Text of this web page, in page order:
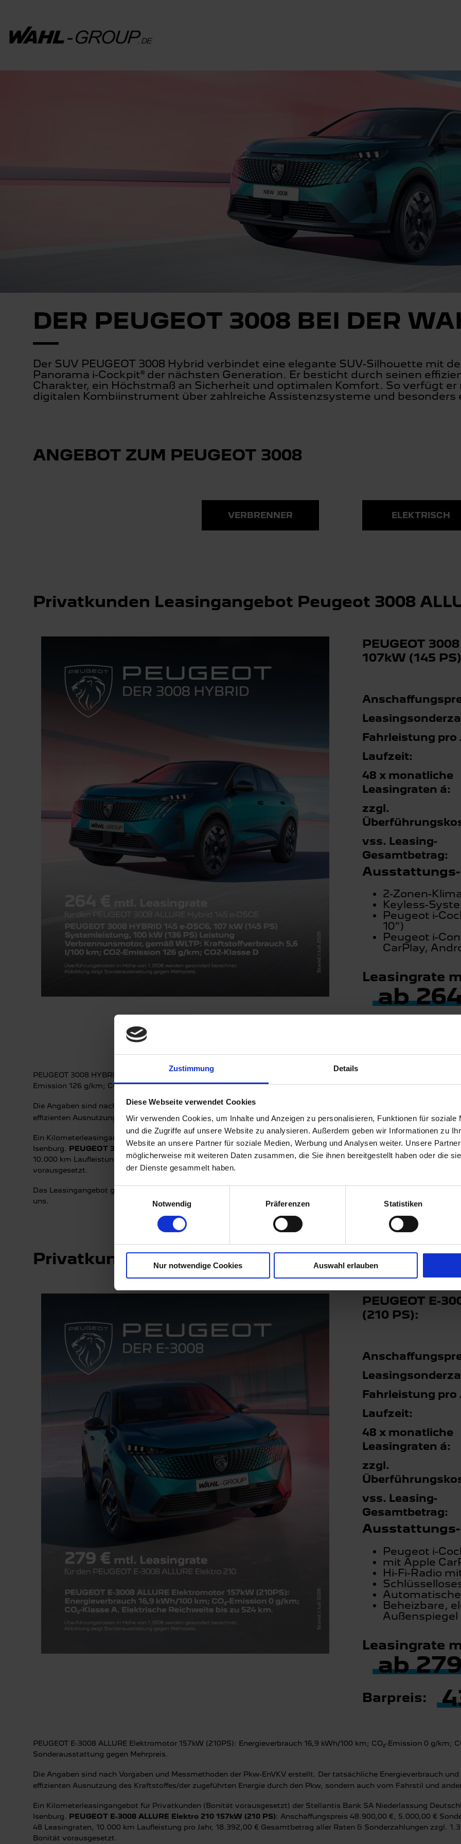
Zustimmung Details
Diese Webseite verwendet Cookies
Wir verwenden Cookies, um Inhalte und Anzeigen zu personalisieren, Funktionen für soziale
und die Zugriffe auf unsere Website zu analysieren. Außerdem geben wir Informationen zu
Website an unsere Partner für soziale Medien, Werbung und Analysen weiter. Unsere
möglicherweise mit weiteren Daten zusammen, die Sie ihnen bereitgestellt haben oder die
der Dienste gesammelt haben.
Einwilligungsauswahl
Notwendig
Präferenzen Statistiken
Nur notwendige Cookies Auswahl erlauben
DER PEUGEOT 3008 BEI DER
Der SUV PEUGEOT 3008 Hybrid verbindet eine elegante SUV-Silhouette mit
Panorama i-Cockpit® der nächsten Generation. Er besticht durch seinen
Charakter, ein Höchstmaß an Sicherheit und optimalen Komfort. So verfügt
digitalen Kombiinstrument über zahlreiche Assistenzsysteme und besonders
ANGEBOT ZUM PEUGEOT 3008
VERBRENNER ELEKTRISCH
Privatkunden Leasingangebot Peugeot 3008
PEUGEOT
107kW (145
Fahrleistung pro
Laufzeit:
48 x monatliche
Leasingraten á:
zzgl.
vss. Leasing-
Gesamtbetrag:
2-Zonen-
Keyless-
Peugeot i-
10")
Peugeot i-
CarPlay,
Leasingrate
ab
PEUGEOT 3008 HYBRID 145 e-DSC6, 107 kW (145 PS) Systemleistung, 100 kW (136 PS) Leistung
Emission 126 g/km; CO2-Klasse D, Reichweite 81-80 km| Abbildung zeigt Sonderausstattung gegen Mehrpreis.
Die Angaben sind nach Vorgaben und Messmethoden der Pkw-EnVKV erstellt. Der tatsächliche Energieverbrauch und
effizienten Ausnutzung des Kraftstoffes/der zugeführten Energie durch den Pkw, sondern auch vom Fahrstil und
Ein Kilometerleasingangebot für Privatkunden (Bonität vorausgesetzt) der Stellantis Bank SA Niederlassung
Isenburg. PEUGEOT 3008 ALLURE Hybrid 145 e-DSC6 107kW (145 PS):: Anschaffungspreis 41.150,00 €, 0 €
10.000 km Laufleistung pro Jahr, 12.672,00 € Gesamtbetrag aller Raten & Sonderzahlungen zzgl. 1.350,00 €
vorausgesetzt.
Das Leasingangebot gilt nur für Privatkunden. Angebot gilt bis 30.09.2026. Weitere Informationen zum Fahrzeug
uns.
Privatkunden Leasingangebot Peugeot E-3008
PEUGEOT E-
(210 PS):
Fahrleistung pro
Laufzeit:
48 x monatliche
Leasingraten á:
zzgl.
vss. Leasing-
Gesamtbetrag:
Peugeot i-
mit Apple
Hi-Fi-Radio
Beheizbare,
Außenspiegel
Leasingrate
ab
Barpreis:
PEUGEOT E-3008 ALLURE Elektromotor 157kW (210PS): Energieverbrauch 16,9 kWh/100 km; CO₂-Emission 0 g/km;
Sonderausstattung gegen Mehrpreis.
Die Angaben sind nach Vorgaben und Messmethoden der Pkw-EnVKV erstellt. Der tatsächliche Energieverbrauch und
effizienten Ausnutzung des Kraftstoffes/der zugeführten Energie durch den Pkw, sondern auch vom Fahrstil und
Ein Kilometerleasingangebot für Privatkunden (Bonität vorausgesetzt) der Stellantis Bank SA Niederlassung
Isenburg. PEUGEOT E-3008 ALLURE Elektro 210 157kW (210 PS): Anschaffungspreis 48.900,00 €, 5.000,00 €
48 Leasingraten, 10.000 km Laufleistung pro Jahr, 18.392,00 € Gesamtbetrag aller Raten & Sonderzahlungen zzgl.
Bonität vorausgesetzt.